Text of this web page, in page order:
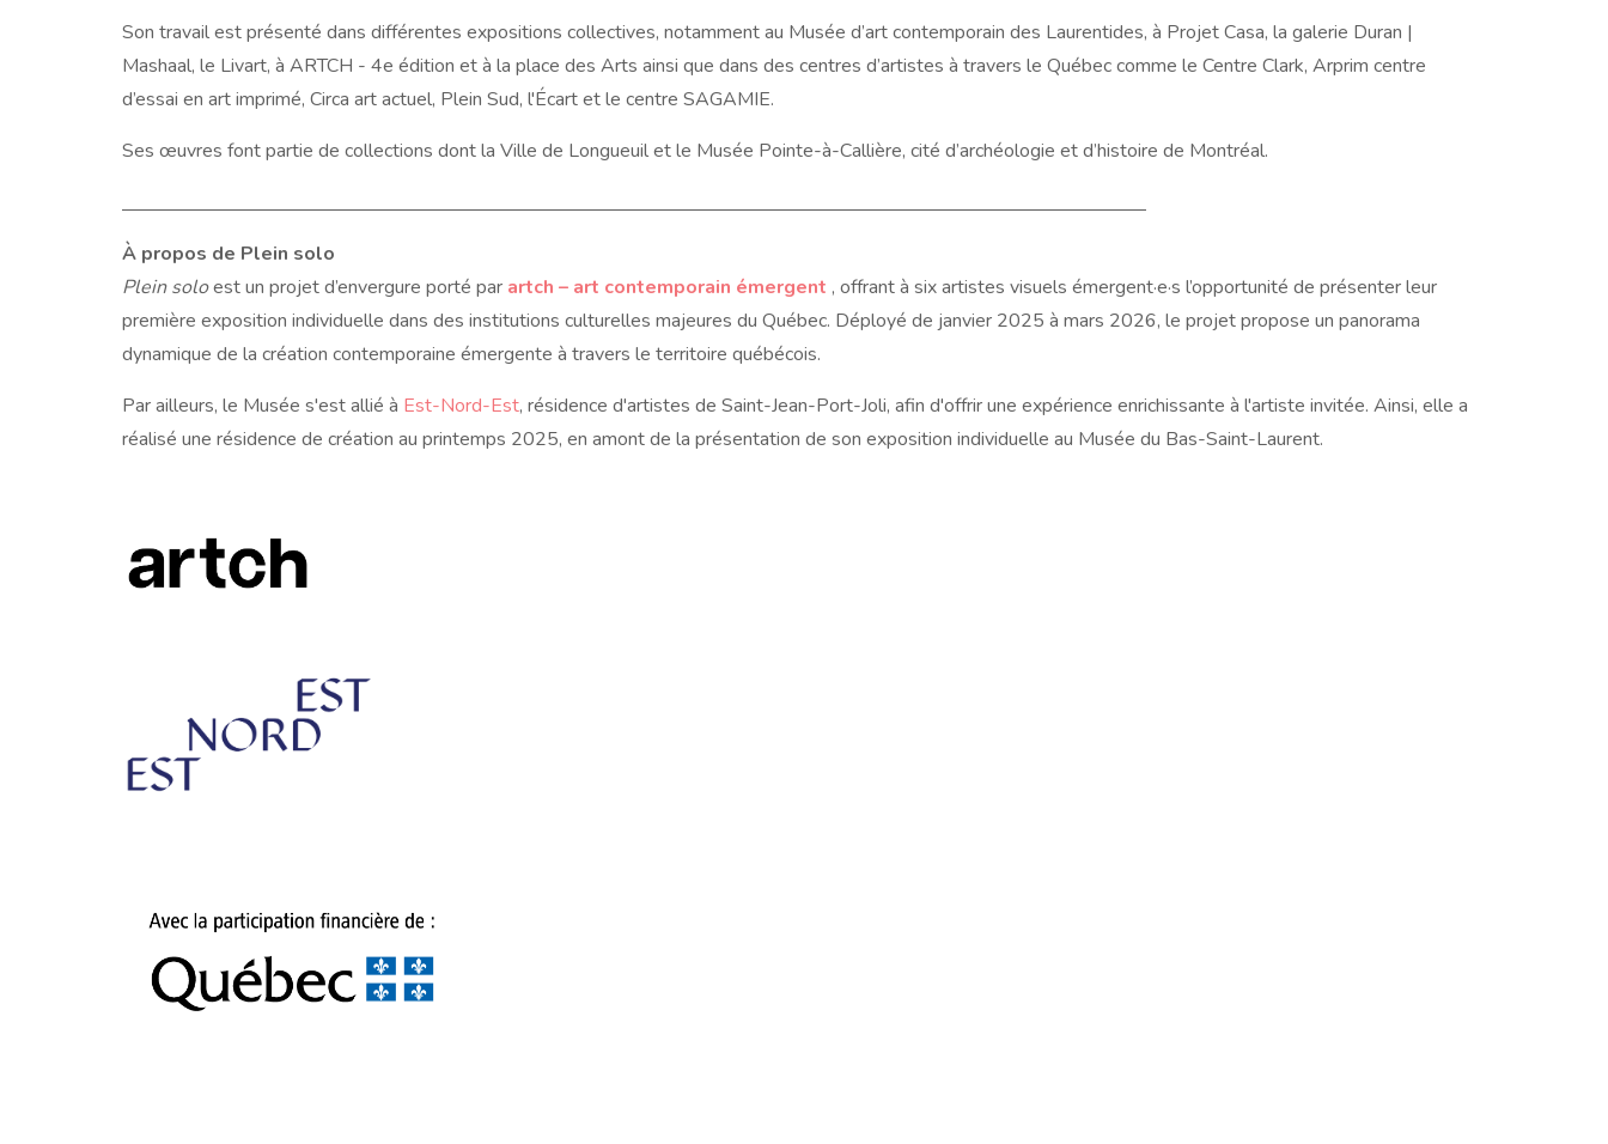
Son travail est présenté dans différentes expositions collectives, notamment au Musée d’art contemporain des Laurentides, à Projet Casa, la galerie Duran |
Mashaal, le Livart, à ARTCH - 4e édition et à la place des Arts ainsi que dans des centres d’artistes à travers le Québec comme le Centre Clark, Arprim centre
d’essai en art imprimé, Circa art actuel, Plein Sud, l'Écart et le centre SAGAMIE.
Ses œuvres font partie de collections dont la Ville de Longueuil et le Musée Pointe-à-Callière, cité d’archéologie et d’histoire de Montréal.
À propos de Plein solo
Plein soloest un projet d’envergure porté par artch – art contemporain émergent , offrant à six artistes visuels émergent·e·s l’opportunité de présenter leur
première exposition individuelle dans des institutions culturelles majeures du Québec. Déployé de janvier 2025 à mars 2026, le projet propose un panorama
dynamique de la création contemporaine émergente à travers le territoire québécois.
Par ailleurs, le Musée s'est allié à Est-Nord-Est, résidence d'artistes de Saint-Jean-Port-Joli, afin d'offrir une expérience enrichissante à l'artiste invitée. Ainsi, elle a
réalisé une résidence de création au printemps 2025, en amont de la présentation de son exposition individuelle au Musée du Bas-Saint-Laurent.